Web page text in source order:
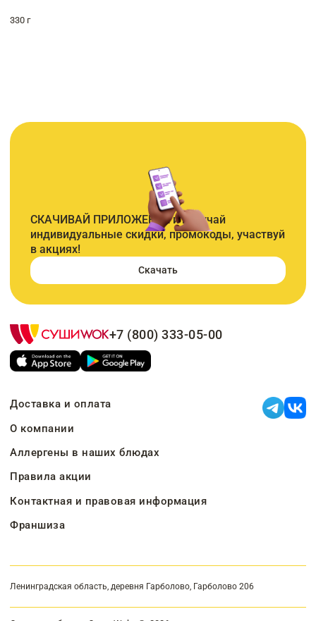
330 г
СКАЧИВАЙ ПРИЛОЖЕНИЕ и получай
индивидуальные скидки, промокоды, участвуй
в акциях!
Скачать
+7 (800) 333-05-00
Доставка и оплата
О компании
Аллергены в наших блюдах
Правила акции
Контактная и правовая информация
Франшиза
Ленинградская область, деревня Гарболово, Гарболово 206